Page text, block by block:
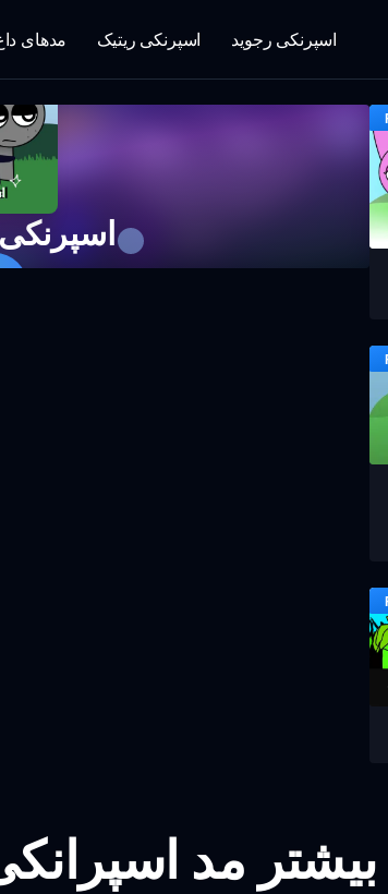
مدهای اسپرنکی ریتیک اسپرنکی رجوید
مد